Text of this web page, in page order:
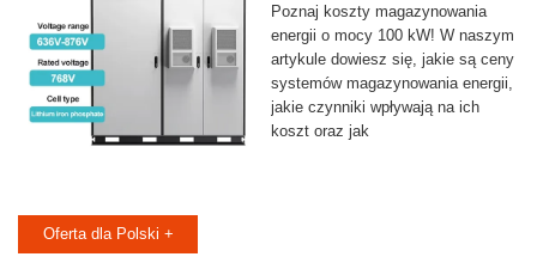
Poznaj koszty magazynowania
energii o mocy 100 kW! W naszym
artykule dowiesz się, jakie są ceny
systemów magazynowania energii,
jakie czynniki wpływają na ich
koszt oraz jak
Oferta dla Polski +